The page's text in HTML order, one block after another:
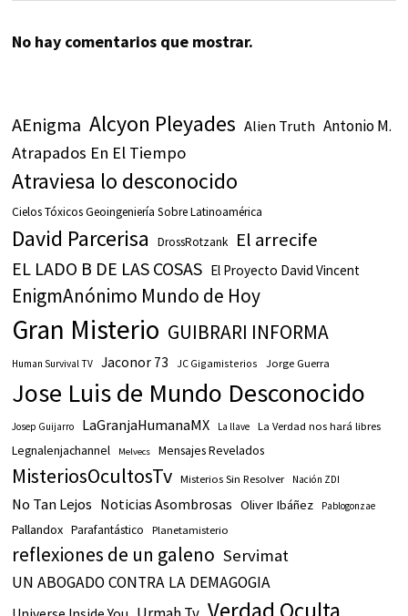
No hay comentarios que mostrar.
AEnigma Alcyon Pleyades Alien Truth Antonio M.
Atrapados En El Tiempo
Atraviesa lo desconocido
Cielos Tóxicos Geoingeniería Sobre Latinoamérica
David Parcerisa DrossRotzank El arrecife
EL LADO B DE LAS COSAS El Proyecto David Vincent
EnigmAnónimo Mundo de Hoy
Gran Misterio GUIBRARI INFORMA
Human Survival TV Jaconor 73 JC Gigamisterios Jorge Guerra
Jose Luis de Mundo Desconocido
Josep Guijarro LaGranjaHumanaMX La llave La Verdad nos hará libres
Legnalenjachannel Melvecs Mensajes Revelados
MisteriosOcultosTv Misterios Sin Resolver Nación ZDI
No Tan Lejos Noticias Asombrosas Oliver Ibáñez Pablogonzae
Pallandox Parafantástico Planetamisterio
reflexiones de un galeno Servimat
UN ABOGADO CONTRA LA DEMAGOGIA